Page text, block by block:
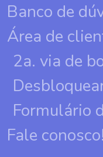
Banco de
Área de
2a. via de
Formulário
Fale conosco!